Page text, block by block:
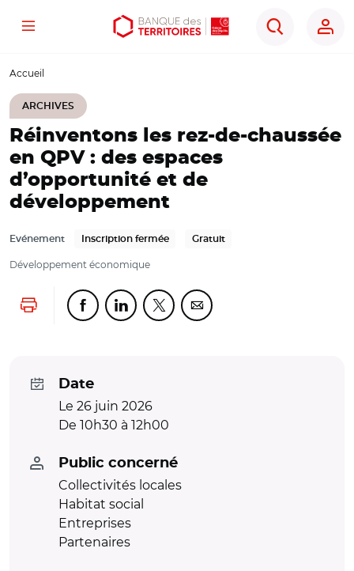
Aller
contenu
Aller
menu
Ouvrir
outils
Menu
Rechercher
Accueil
ARCHIVES
Réinventons les rez-de-chaussée
en QPV : des espaces
d’opportunité et de
développement
Evénement Inscription fermée Gratuit
Développement économique
Lancer l'impressionPartager cette page sur Facebook
Partager cette page sur Linkedin
Partager cette page sur Twitter
Partager cette page sur
Date
Le 26 juin 2026
De 10h30 à 12h00
Public concerné
Collectivités locales
Habitat social
Entreprises
Partenaires